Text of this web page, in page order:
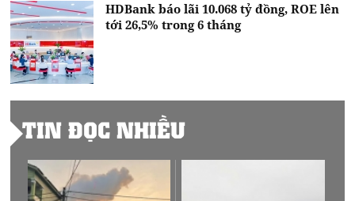
HDBank báo lãi 10.068 tỷ đồng, ROE lên
tới 26,5% trong 6 tháng
TIN ĐỌC NHIỀU